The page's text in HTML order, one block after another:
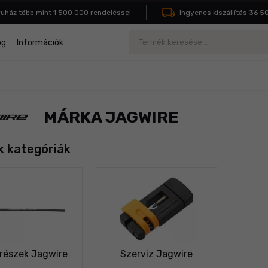
több mint 1 500 000 rendeléssel Ingyenes kiszállítás 36 500
Információk
MÁRKA JAGWIRE
kategóriák
Jagwire Szerviz Jagwire